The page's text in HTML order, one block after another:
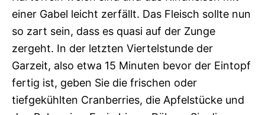
einer Gabel leicht zerfällt. Das Fleisch sollte nun
so zart sein, dass es quasi auf der Zunge
zergeht. In der letzten Viertelstunde der
Garzeit, also etwa 15 Minuten bevor der Eintopf
fertig ist, geben Sie die frischen oder
tiefgekühlten Cranberries, die Apfelstücke und